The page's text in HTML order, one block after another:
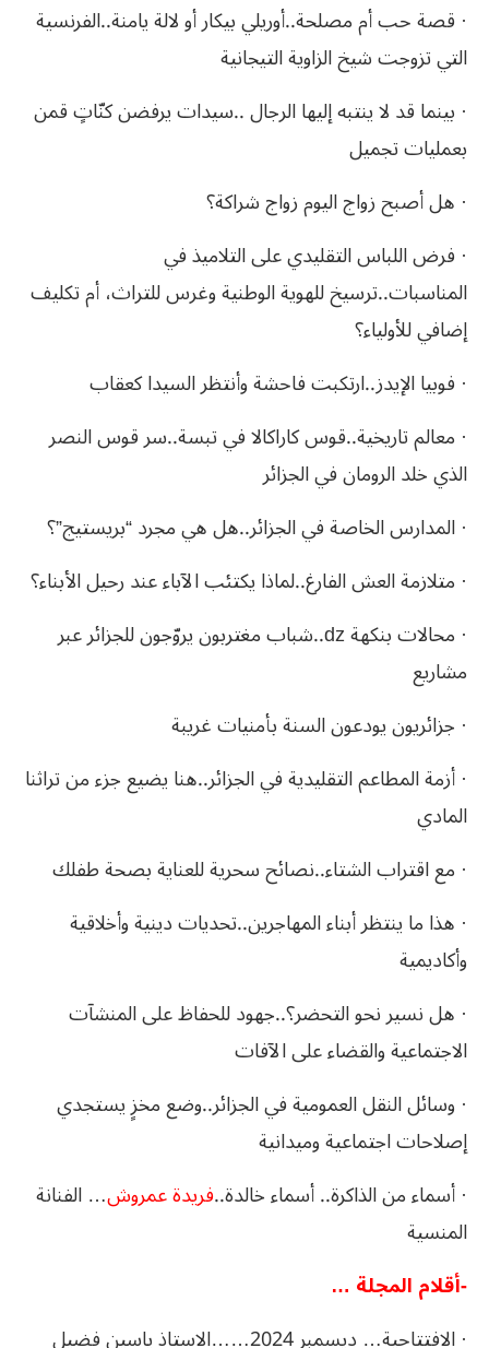
· قصة حب أم مصلحة..أوريلي بيكار أو لالة يامنة..الفرنسية
التي تزوجت شيخ الزاوية التيجانية
· بينما قد لا ينتبه إليها الرجال ..سيدات يرفضن كنّاتٍ قمن
بعمليات تجميل
· هل أصبح زواج اليوم زواج شراكة؟
· فرض اللباس التقليدي على التلاميذ في
المناسبات..ترسيخ للهوية الوطنية وغرس للتراث، أم تكليف
إضافي للأولياء؟
· فوبيا الإيدز..ارتكبت فاحشة وأنتظر السيدا كعقاب
· معالم تاريخية..قوس كاراكالا في تبسة..سر قوس النصر
الذي خلد الرومان في الجزائر
· المدارس الخاصة في الجزائر..هل هي مجرد “بريستيج”؟
· متلازمة العش الفارغ..لماذا يكتئب الآباء عند رحيل الأبناء؟
· محالات بنكهة dz..شباب مغتربون يروّجون للجزائر عبر
مشاريع
· جزائريون يودعون السنة بأمنيات غريبة
· أزمة المطاعم التقليدية في الجزائر..هنا يضيع جزء من تراثنا
المادي
· مع اقتراب الشتاء..نصائح سحرية للعناية بصحة طفلك
· هذا ما ينتظر أبناء المهاجرين..تحديات دينية وأخلاقية
وأكاديمية
· هل نسير نحو التحضر؟..جهود للحفاظ على المنشآت
الاجتماعية والقضاء على الآفات
· وسائل النقل العمومية في الجزائر..وضع مخزٍ يستجدي
إصلاحات اجتماعية وميدانية
· أسماء من الذاكرة.. أسماء خالدة..فريدة عمروش… الفنانة
المنسية
-أقلام المجلة …
· الافتتاحية… ديسمبر 2024……الاستاذ ياسين فضيل